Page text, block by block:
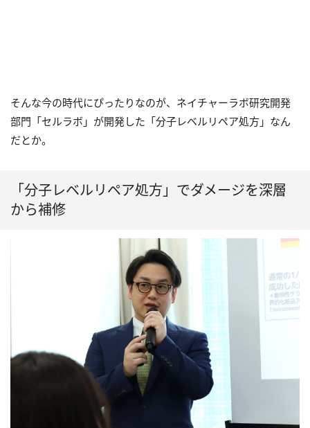
そんな今の時代にぴったりなのが、ネイチャーラボ研究開発
部門「セルラボ」が開発した「分子レベルリペア処方」なん
だとか。
「分子レベルリペア処方」でダメージを深層
から補修